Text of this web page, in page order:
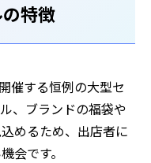
特徴
催する恒例の大型セ
、ブランドの福袋や
めるため、出店者に
会です。